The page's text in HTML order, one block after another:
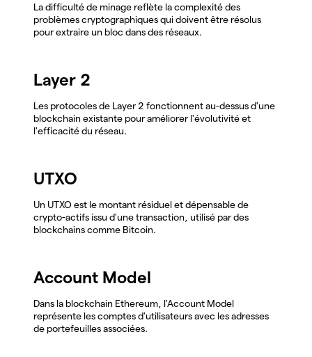
La difficulté de minage reflète la complexité des
problèmes cryptographiques qui doivent être résolus
pour extraire un bloc dans des réseaux.
Layer 2
Les protocoles de Layer 2 fonctionnent au-dessus d'une
blockchain existante pour améliorer l'évolutivité et
l'efficacité du réseau.
UTXO
Un UTXO est le montant résiduel et dépensable de
crypto-actifs issu d'une transaction, utilisé par des
blockchains comme Bitcoin.
Account Model
Dans la blockchain Ethereum, l'Account Model
représente les comptes d'utilisateurs avec les adresses
de portefeuilles associées.